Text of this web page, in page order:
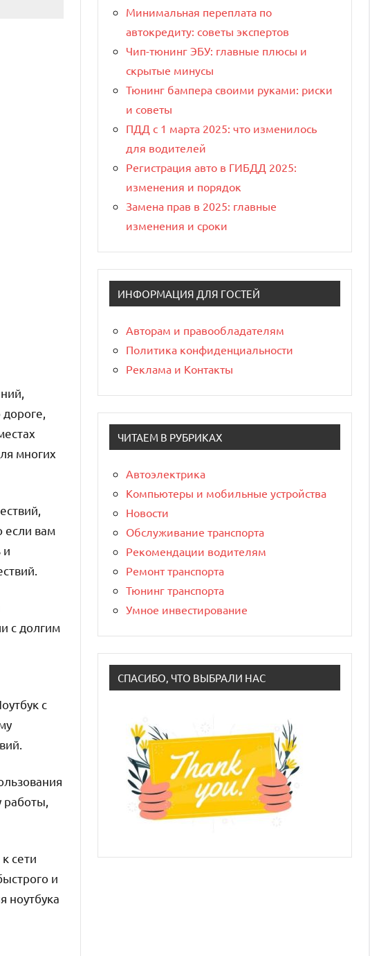
многих
если вам
и
с долгим
с
работы,
сети
и
ноутбука
Минимальная переплата по
автокредиту: советы экспертов
Чип-тюнинг ЭБУ: главные плюсы и
скрытые минусы
Тюнинг бампера своими руками: риски
и советы
ПДД с 1 марта 2025: что изменилось
для водителей
Регистрация авто в ГИБДД 2025:
изменения и порядок
Замена прав в 2025: главные
изменения и сроки
ИНФОРМАЦИЯ ДЛЯ ГОСТЕЙ
Авторам и правообладателям
Политика конфиденциальности
Реклама и Контакты
ЧИТАЕМ В РУБРИКАХ
Автоэлектрика
Компьютеры и мобильные устройства
Новости
Обслуживание транспорта
Рекомендации водителям
Ремонт транспорта
Тюнинг транспорта
Умное инвестирование
СПАСИБО, ЧТО ВЫБРАЛИ НАС